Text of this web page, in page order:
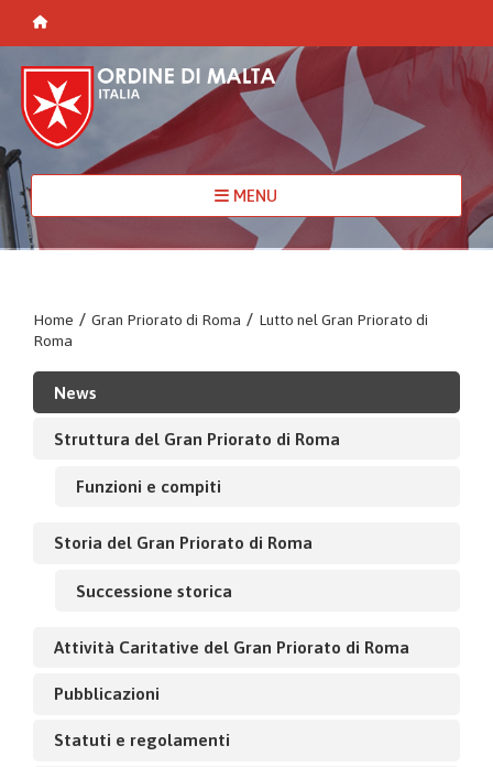
MENU
Home / Gran Priorato di Roma / Lutto nel Gran Priorato di
Roma
News
Struttura del Gran Priorato di Roma
Funzioni e compiti
Storia del Gran Priorato di Roma
Successione storica
Attività Caritative del Gran Priorato di Roma
Pubblicazioni
Statuti e regolamenti